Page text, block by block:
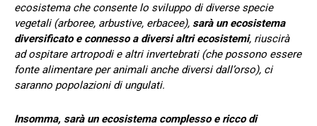
ecosistema che consente lo sviluppo di diverse specie
vegetali (arboree, arbustive, erbacee), sarà un ecosistema
diversificato e connesso a diversi altri ecosistemi, riuscirà
ad ospitare artropodi e altri invertebrati (che possono essere
fonte alimentare per animali anche diversi dall’orso), ci
saranno popolazioni di ungulati.
Insomma, sarà un ecosistema complesso e ricco di